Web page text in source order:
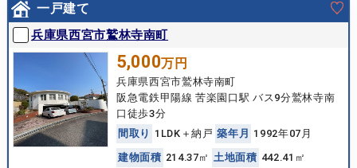
一戸建て
兵庫県西宮市鷲林寺南町
5,000万円
兵庫県西宮市鷲林寺南町
阪急電鉄甲陽線 苦楽園口駅 バス9分鷲林寺南
口徒歩3分
間 取 り 1LDK＋納戸 築年 月 1992年07月
建物面積 214.37㎡ 土地面積 442.41㎡